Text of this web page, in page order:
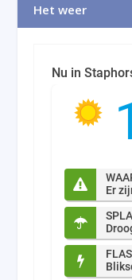
Het weer